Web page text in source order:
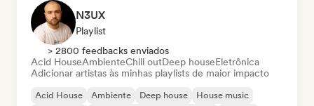
N3UX
Playlist
> 2800 feedbacks enviados
Acid HouseAmbienteChill outDeep houseEletrônica
Adicionar artistas às minhas playlists de maior impacto
Acid House Ambiente Deep house
House music